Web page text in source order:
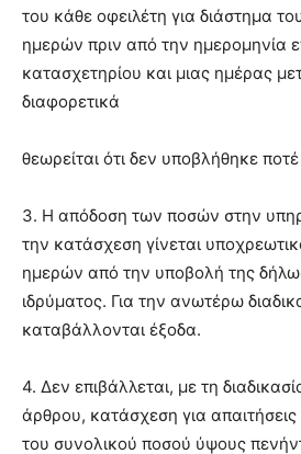
του κάθε οφειλέτη για διάστημα
ημερών πριν από την ημερομηνία
κατασχετηρίου και μιας ημέρας
διαφορετικά
θεωρείται ότι δεν υποβλήθηκε
3. Η απόδοση των ποσών στην
την κατάσχεση γίνεται
ημερών από την υποβολή της
ιδρύματος. Για την ανωτέρω
καταβάλλονται έξοδα.
4. Δεν επιβάλλεται, με τη
άρθρου, κατάσχεση για απαιτήσεις
του συνολικού ποσού ύψους